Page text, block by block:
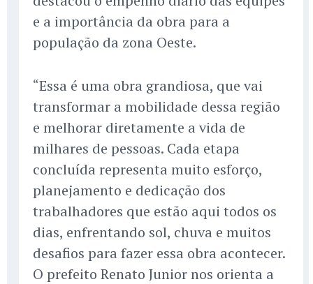
e a importância da obra para a
população da zona Oeste.
“Essa é uma obra grandiosa, que vai
transformar a mobilidade dessa região
e melhorar diretamente a vida de
milhares de pessoas. Cada etapa
concluída representa muito esforço,
planejamento e dedicação dos
trabalhadores que estão aqui todos os
dias, enfrentando sol, chuva e muitos
desafios para fazer essa obra acontecer.
O prefeito Renato Junior nos orienta a